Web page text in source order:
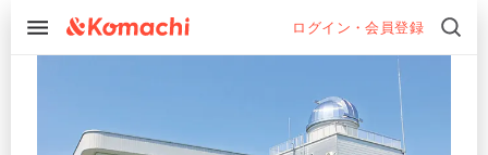
ログイン・会員登録